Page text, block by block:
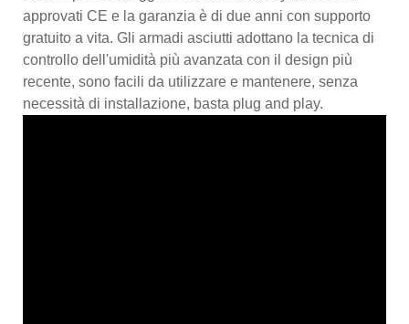
approvati CE e la garanzia è di due anni con supporto
gratuito a vita. Gli armadi asciutti adottano la tecnica di
controllo dell'umidità più avanzata con il design più
recente, sono facili da utilizzare e mantenere, senza
necessità di installazione, basta plug and play.